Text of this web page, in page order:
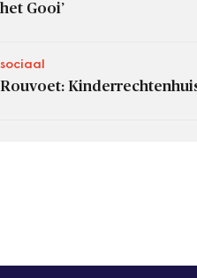
het Gooi’
sociaal
Rouvoet: